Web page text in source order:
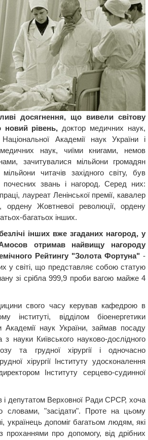
досягнення, що вивели світову
новий рівень, доктор медичних наук,
Академії наук України і
медичних наук, чиїми книгами, немов
зачитувалися мільйони громадян
читачів західного світу, був
почесних звань і нагород. Серед них:
лауреат Ленінської премії, кавалер
ордену Жовтневої революції, ордену
багатьох інших.
інших вже згаданих нагород, у
отримав найвищу нагороду
Рейтингу "Золота Фортуна" -
у світі, що представляє собою статую
зі срібла 999,9 проби вагою майже 4
свого часу керував кафедрою в
інституті, відділом біоенергетики
Академії наук України, займав посаду
з науки Київського науково-дослідного
та грудної хірургії і одночасно
хірургії Інституту удосконалення
Інституту серцево-судинної
і депутатом Верховної Ради СРСР, хоча
словами, "засідати". Проте на цьому
українець допоміг багатьом людям, які
проханнями про допомогу, від дрібних